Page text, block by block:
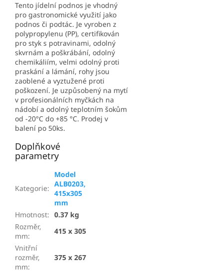
Tento jídelní podnos je vhodný
pro gastronomické využití jako
podnos či podtác. Je vyroben z
polypropylenu (PP), certifikován
pro styk s potravinami, odolný
skvrnám a poškrábání, odolný
chemikáliím, velmi odolný proti
praskání a lámání, rohy jsou
zaoblené a vyztužené proti
poškození. Je uzpůsobený na mytí
v profesionálních myčkách na
nádobí a odolný teplotním šokům
od -20°C do +85 °C. Prodej v
balení po 50ks.
Doplňkové
parametry
Kategorie:
Model
ALB0203,
415x305
mm
Hmotnost: 0.37 kg
Rozměr,
mm:
415 x 305
Vnitřní
rozměr,
mm:
375 x 267